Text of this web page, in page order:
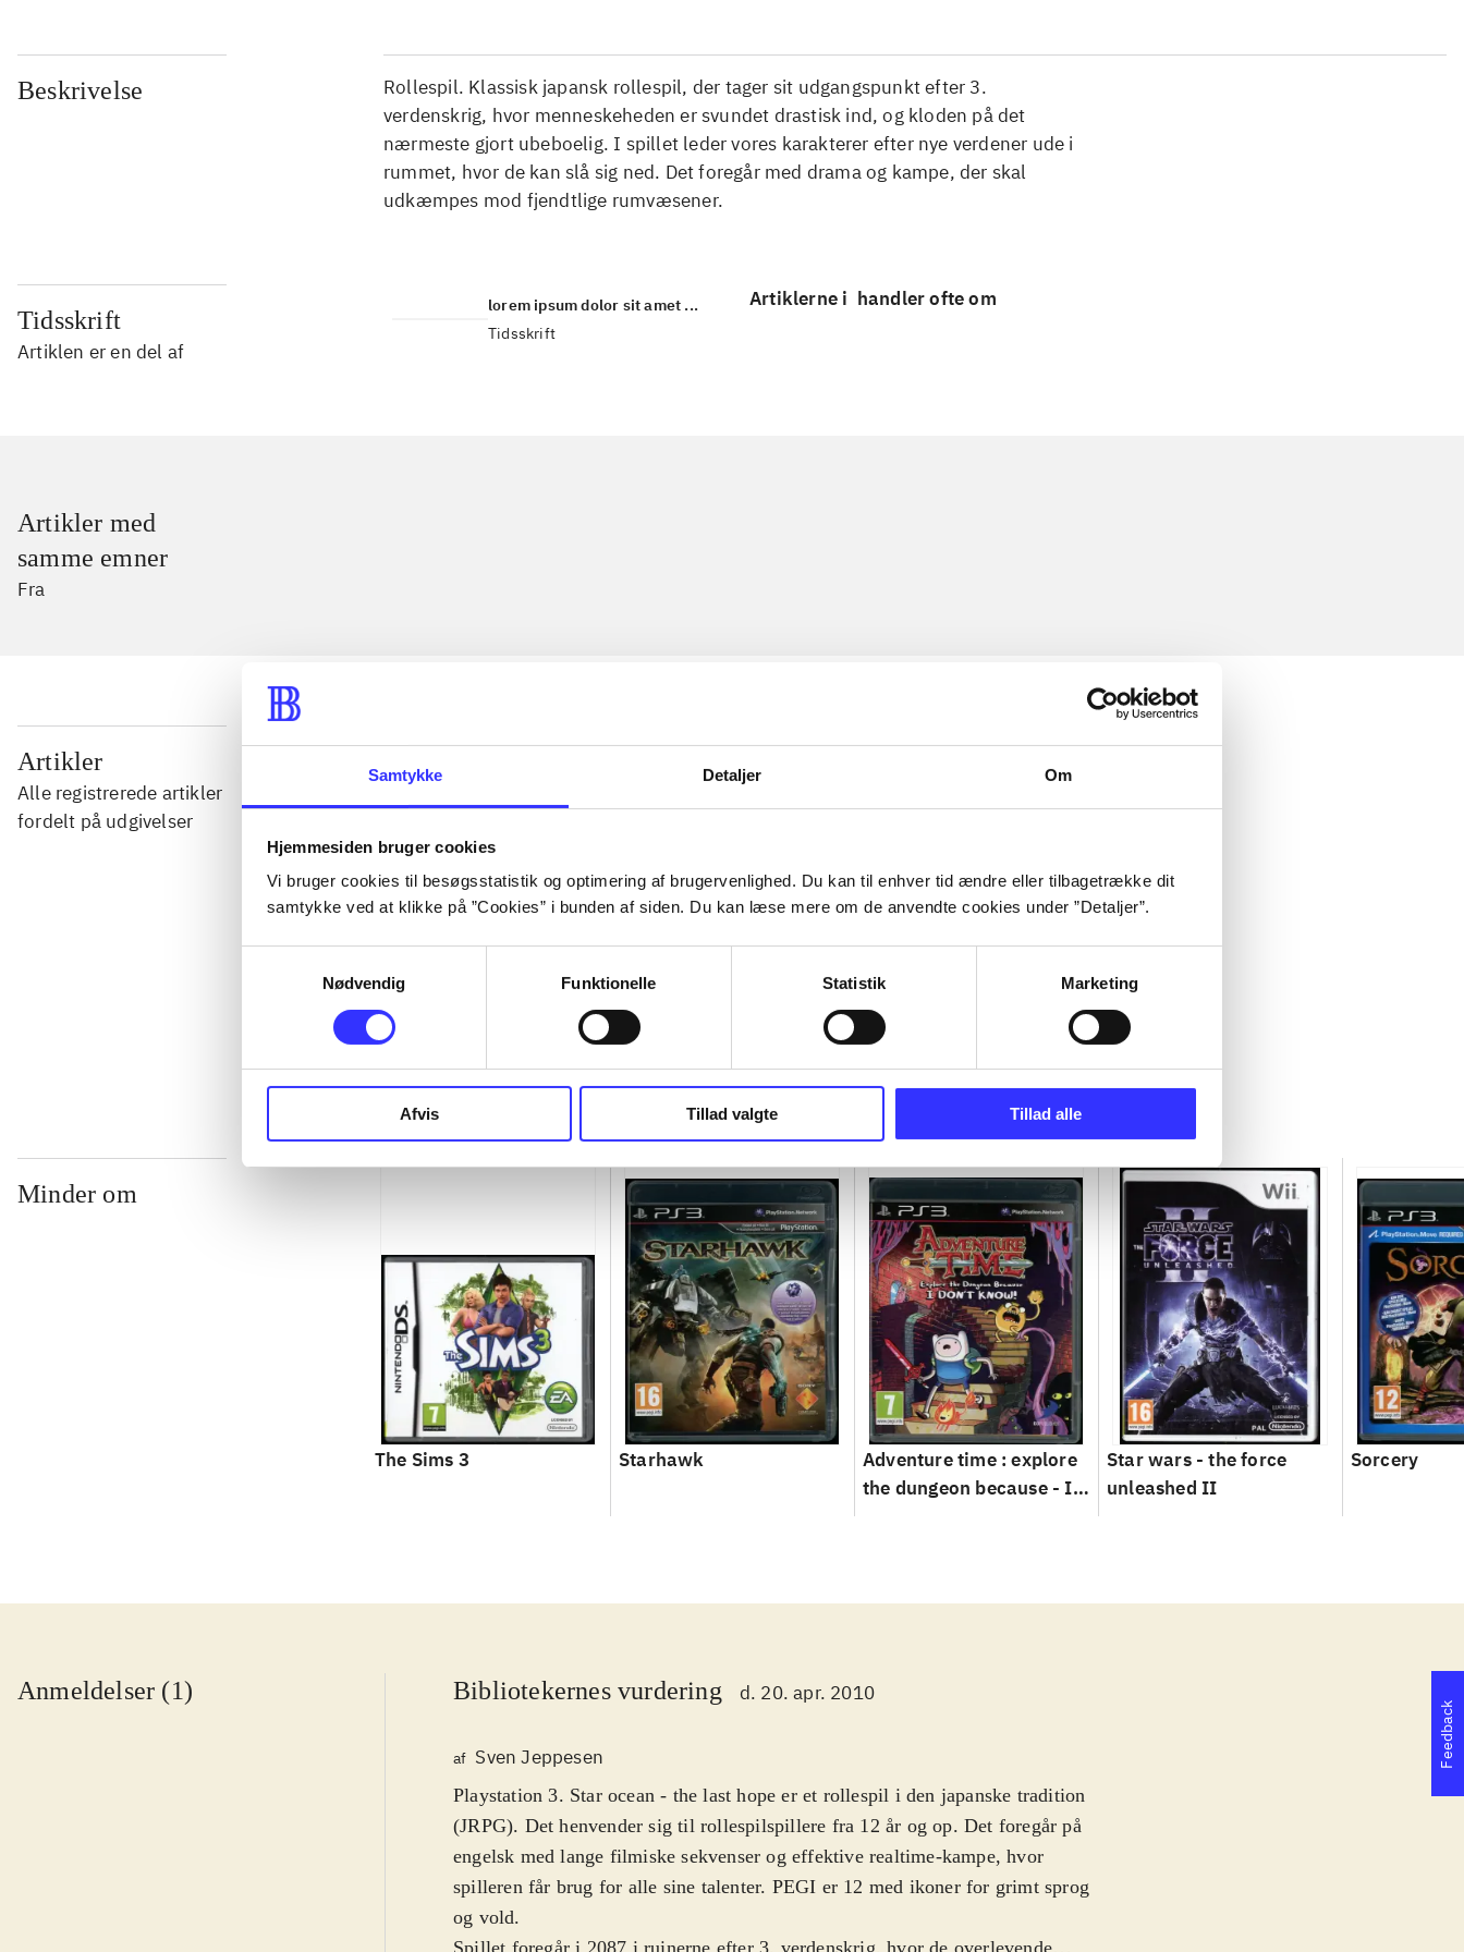
Samtykke Detaljer Om
Hjemmesiden bruger cookies
Vi bruger cookies til besøgsstatistik og optimering af brugervenlighed. Du kan til enhver tid ændre eller tilbagetrække dit
samtykke ved at klikke på ”Cookies” i bunden af siden. Du kan læse mere om de anvendte cookies under ”Detaljer”.
Nødvendig
Funktionelle Statistik Marketing
Afvis Tillad valgte Tillad alle
Beskrivelse
Rollespil. Klassisk japansk rollespil, der tager sit udgangspunkt efter 3.
verdenskrig, hvor menneskeheden er svundet drastisk ind, og kloden på det
nærmeste gjort ubeboelig. I spillet leder vores karakterer efter nye verdener ude i
rummet, hvor de kan slå sig ned. Det foregår med drama og kampe, der skal
udkæmpes mod fjendtlige rumvæsener.
Tidsskrift
Artiklen er en del af
lorem ipsum dolor sit amet ...
Tidsskrift
Artiklerne i handler ofte om
Artikler med
samme emner
Fra
Artikler
Alle registrerede artikler
fordelt på udgivelser
...
...
...
Minder om
The Sims 3 Starhawk
Adventure time : explore
the dungeon because - I
Star wars - the force
unleashed II
Sorcery
Anmeldelser (1) Bibliotekernes vurdering d. 20. apr. 2010
af Sven Jeppesen
Playstation 3. Star ocean - the last hope er et rollespil i den japanske tradition
(JRPG). Det henvender sig til rollespilspillere fra 12 år og op. Det foregår på
engelsk med lange filmiske sekvenser og effektive realtime-kampe, hvor
spilleren får brug for alle sine talenter. PEGI er 12 med ikoner for grimt sprog
og vold.
Spillet foregår i 2087 i ruinerne efter 3. verdenskrig, hvor de overlevende
Feedback